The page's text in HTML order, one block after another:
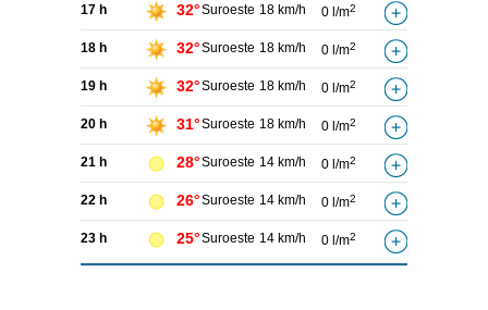
17 h 32°Suroeste 18 km/h 0 l/m2
18 h 32°Suroeste 18 km/h 0 l/m2
19 h 32°Suroeste 18 km/h 0 l/m2
20 h 31°Suroeste 18 km/h 0 l/m2
21 h 28°Suroeste 14 km/h 0 l/m2
22 h 26°Suroeste 14 km/h 0 l/m2
23 h 25°Suroeste 14 km/h 0 l/m2